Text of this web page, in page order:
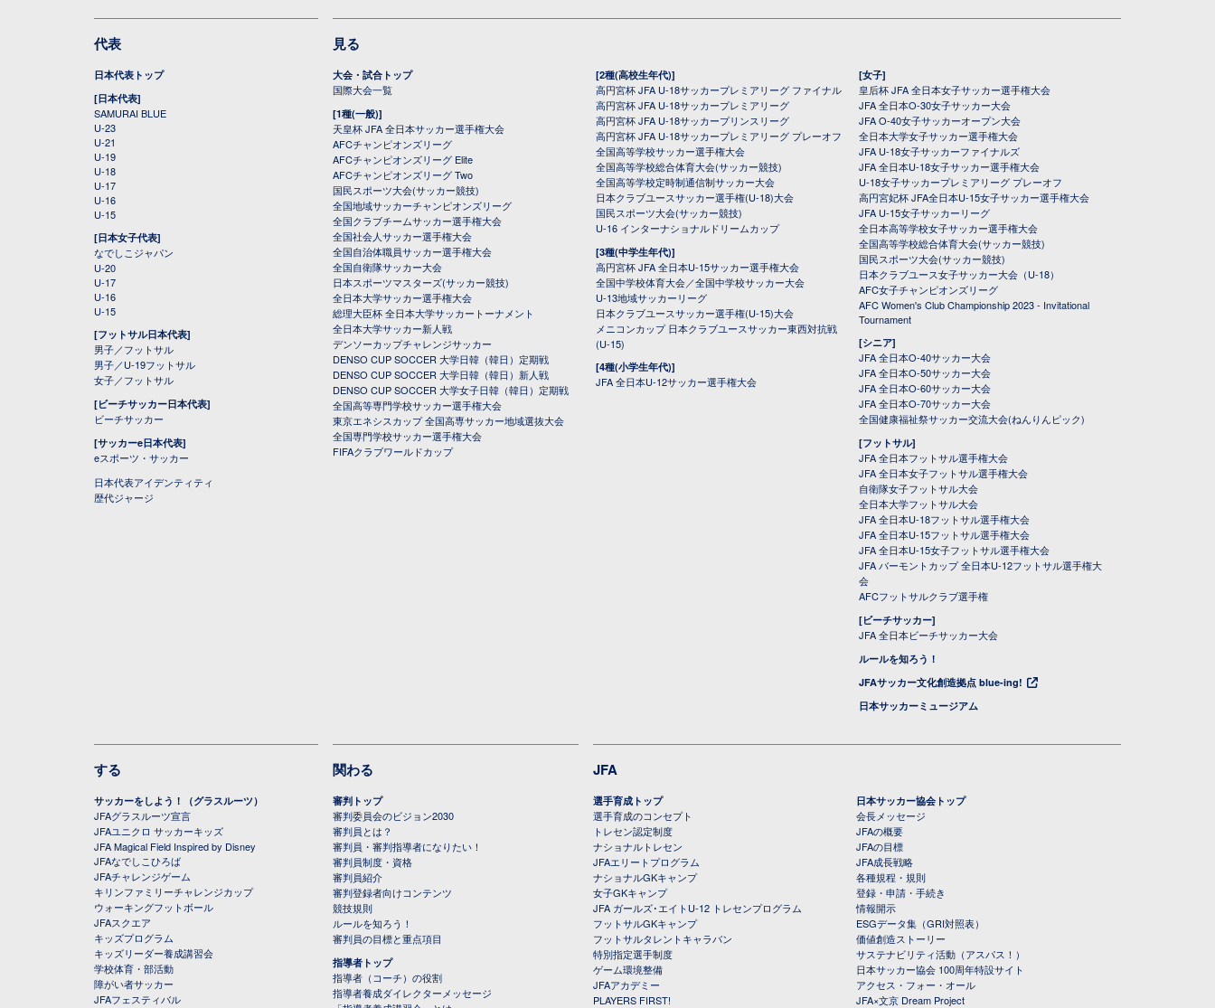
代表
日本代表トップ
[日本代表]
SAMURAI BLUE
U-23
U-21
U-19
U-18
U-17
U-16
U-15
[日本女子代表]
なでしこジャパン
U-20
U-17
U-16
U-15
[フットサル日本代表]
男子／フットサル
男子／U-19フットサル
女子／フットサル
[ビーチサッカー日本代表]
ビーチサッカー
[サッカーe日本代表]
eスポーツ・サッカー
日本代表アイデンティティ
歴代ジャージ
見る
大会・試合トップ
国際大会一覧
[1種(一般)]
天皇杯 JFA 全日本サッカー選手権大会
AFCチャンピオンズリーグ
AFCチャンピオンズリーグ Elite
AFCチャンピオンズリーグ Two
国民スポーツ大会(サッカー競技)
全国地域サッカーチャンピオンズリーグ
全国クラブチームサッカー選手権大会
全国社会人サッカー選手権大会
全国自治体職員サッカー選手権大会
全国自衛隊サッカー大会
日本スポーツマスターズ(サッカー競技)
全日本大学サッカー選手権大会
総理大臣杯 全日本大学サッカートーナメント
全日本大学サッカー新人戦
デンソーカップチャレンジサッカー
DENSO CUP SOCCER 大学日韓（韓日）定期戦
DENSO CUP SOCCER 大学日韓（韓日）新人戦
DENSO CUP SOCCER 大学女子日韓（韓日）定期戦
全国高等専門学校サッカー選手権大会
東京エネシスカップ 全国高専サッカー地域選抜大会
全国専門学校サッカー選手権大会
FIFAクラブワールドカップ
[2種(高校生年代)]
高円宮杯 JFA U-18サッカープレミアリーグ ファイナル
高円宮杯 JFA U-18サッカープレミアリーグ
高円宮杯 JFA U-18サッカープリンスリーグ
高円宮杯 JFA U-18サッカープレミアリーグ プレーオフ
全国高等学校サッカー選手権大会
全国高等学校総合体育大会(サッカー競技)
全国高等学校定時制通信制サッカー大会
日本クラブユースサッカー選手権(U-18)大会
国民スポーツ大会(サッカー競技)
U-16 インターナショナルドリームカップ
[3種(中学生年代)]
高円宮杯 JFA 全日本U-15サッカー選手権大会
全国中学校体育大会／全国中学校サッカー大会
U-13地域サッカーリーグ
日本クラブユースサッカー選手権(U-15)大会
メニコンカップ 日本クラブユースサッカー東西対抗戦
(U-15)
[4種(小学生年代)]
JFA 全日本U-12サッカー選手権大会
[女子]
皇后杯 JFA 全日本女子サッカー選手権大会
JFA 全日本O-30女子サッカー大会
JFA O-40女子サッカーオープン大会
全日本大学女子サッカー選手権大会
JFA U-18女子サッカーファイナルズ
JFA 全日本U-18女子サッカー選手権大会
U-18女子サッカープレミアリーグ プレーオフ
高円宮妃杯 JFA全日本U-15女子サッカー選手権大会
JFA U-15女子サッカーリーグ
全日本高等学校女子サッカー選手権大会
全国高等学校総合体育大会(サッカー競技)
国民スポーツ大会(サッカー競技)
日本クラブユース女子サッカー大会（U-18）
AFC女子チャンピオンズリーグ
AFC Women's Club Championship 2023 - Invitational
Tournament
[シニア]
JFA 全日本O-40サッカー大会
JFA 全日本O-50サッカー大会
JFA 全日本O-60サッカー大会
JFA 全日本O-70サッカー大会
全国健康福祉祭サッカー交流大会(ねんりんピック)
[フットサル]
JFA 全日本フットサル選手権大会
JFA 全日本女子フットサル選手権大会
自衛隊女子フットサル大会
全日本大学フットサル大会
JFA 全日本U-18フットサル選手権大会
JFA 全日本U-15フットサル選手権大会
JFA 全日本U-15女子フットサル選手権大会
JFA バーモントカップ 全日本U-12フットサル選手権大
会
AFCフットサルクラブ選手権
[ビーチサッカー]
JFA 全日本ビーチサッカー大会
ルールを知ろう！
JFAサッカー文化創造拠点 blue-ing!
日本サッカーミュージアム
する
サッカーをしよう！（グラスルーツ）
JFAグラスルーツ宣言
JFAユニクロ サッカーキッズ
JFA Magical Field Inspired by Disney
JFAなでしこひろば
JFAチャレンジゲーム
キリンファミリーチャレンジカップ
ウォーキングフットボール
JFAスクエア
キッズプログラム
キッズリーダー養成講習会
学校体育・部活動
障がい者サッカー
JFAフェスティバル
関わる
審判トップ
審判委員会のビジョン2030
審判員とは？
審判員・審判指導者になりたい！
審判員制度・資格
審判員紹介
審判登録者向けコンテンツ
競技規則
ルールを知ろう！
審判員の目標と重点項目
指導者トップ
指導者（コーチ）の役割
指導者養成ダイレクターメッセージ
JFA
選手育成トップ
選手育成のコンセプト
トレセン認定制度
ナショナルトレセン
JFAエリートプログラム
ナショナルGKキャンプ
女子GKキャンプ
JFA ガールズ･エイトU-12 トレセンプログラム
フットサルGKキャンプ
フットサルタレントキャラバン
特別指定選手制度
ゲーム環境整備
JFAアカデミー
PLAYERS FIRST!
日本サッカー協会トップ
会長メッセージ
JFAの概要
JFAの目標
JFA成長戦略
各種規程・規則
登録・申請・手続き
情報開示
ESGデータ集（GRI対照表）
価値創造ストーリー
サステナビリティ活動（アスパス！）
日本サッカー協会 100周年特設サイト
アクセス・フォー・オール
JFA×文京 Dream Project